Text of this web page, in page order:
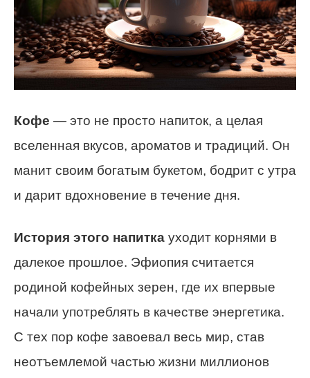
Кофе — это не просто напиток, а целая
вселенная вкусов, ароматов и традиций. Он
манит своим богатым букетом, бодрит с утра
и дарит вдохновение в течение дня.
История этого напитка уходит корнями в
далекое прошлое. Эфиопия считается
родиной кофейных зерен, где их впервые
начали употреблять в качестве энергетика.
С тех пор кофе завоевал весь мир, став
неотъемлемой частью жизни миллионов